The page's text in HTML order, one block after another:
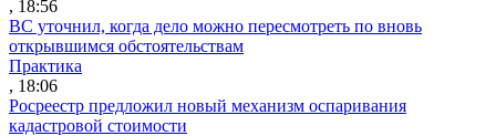
, 18:56
ВС уточнил, когда дело можно пересмотреть по вновь
открывшимся обстоятельствам
Практика
, 18:06
Росреестр предложил новый механизм оспаривания
кадастровой стоимости